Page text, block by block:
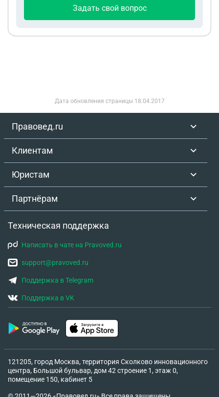
Задать свой вопрос
Дата обновления страницы 18.04.2017
Правовед.ru
Клиентам
Юристам
Партнёрам
Техническая поддержка
Написать в чате на Pravoved.ru
support@pravoved.ru
Поддержка в Telegram
Поддержка в VK
121205, город Москва, территория Сколково инновационного
центра, Большой бульвар, дом 42 строение 1, этаж 0,
помещение 150, кабинет 5